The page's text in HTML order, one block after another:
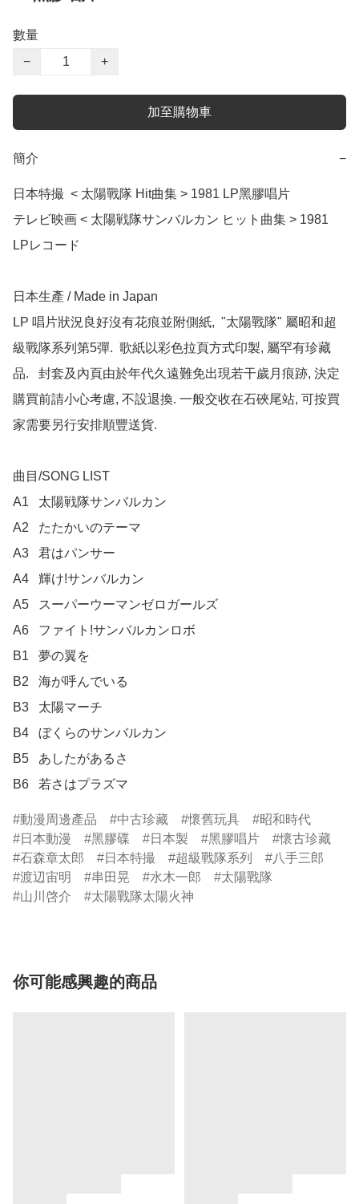
數量
−
+
加至購物車
簡介 −
日本特撮  < 太陽戰隊 Hit曲集 > 1981 LP黑膠唱片
テレビ映画 < 太陽戦隊サンバルカン ヒット曲集 > 1981
LPレコード
日本生產 / Made in Japan
LP 唱片狀況良好沒有花痕並附側紙,  "太陽戰隊" 屬昭和超
級戰隊系列第5彈.  歌紙以彩色拉頁方式印製, 屬罕有珍藏
品.   封套及內頁由於年代久遠難免出現若干歲月痕跡, 決定
購買前請小心考慮, 不設退換. 一般交收在石硤尾站, 可按買
家需要另行安排順豐送貨.
曲目/SONG LIST
A1	太陽戦隊サンバルカン
A2	たたかいのテーマ
A3	君はパンサー
A4	輝け!サンバルカン
A5	スーパーウーマンゼロガールズ
A6	ファイト!サンバルカンロボ
B1	夢の翼を
B2	海が呼んでいる
B3	太陽マーチ
B4	ぼくらのサンバルカン
B5	あしたがあるさ
B6	若さはプラズマ
動漫周邊產品 中古珍藏 懷舊玩具
昭和時代
日本動漫
黑膠碟 日本製 黑膠唱片
懷古珍藏
石森章太郎
日本特撮 超級戰隊系列
八手三郎
渡辺宙明
串田晃 水木一郎
太陽戰隊
山川啓介
太陽戰隊太陽火神
你可能感興趣的商品